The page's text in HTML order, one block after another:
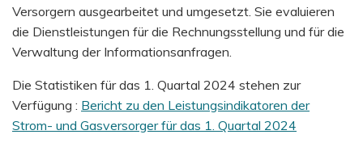
Versorgern ausgearbeitet und umgesetzt. Sie evaluieren
die Dienstleistungen für die Rechnungsstellung und für die
Verwaltung der Informationsanfragen.
Die Statistiken für das 1. Quartal 2024 stehen zur
Verfügung : Bericht zu den Leistungsindikatoren der
Strom- und Gasversorger für das 1. Quartal 2024